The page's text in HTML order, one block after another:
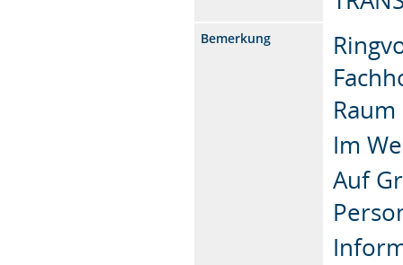
Bemerkung
Raum
Im
Auf